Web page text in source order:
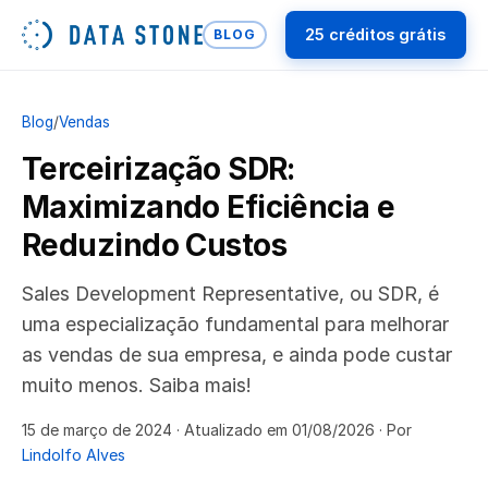
BLOG 25 créditos grátis
Blog/Vendas
Terceirização SDR:
Maximizando Eficiência e
Reduzindo Custos
Sales Development Representative, ou SDR, é
uma especialização fundamental para melhorar
as vendas de sua empresa, e ainda pode custar
muito menos. Saiba mais!
15 de março de 2024 · Atualizado em 01/08/2026 · Por
Lindolfo Alves